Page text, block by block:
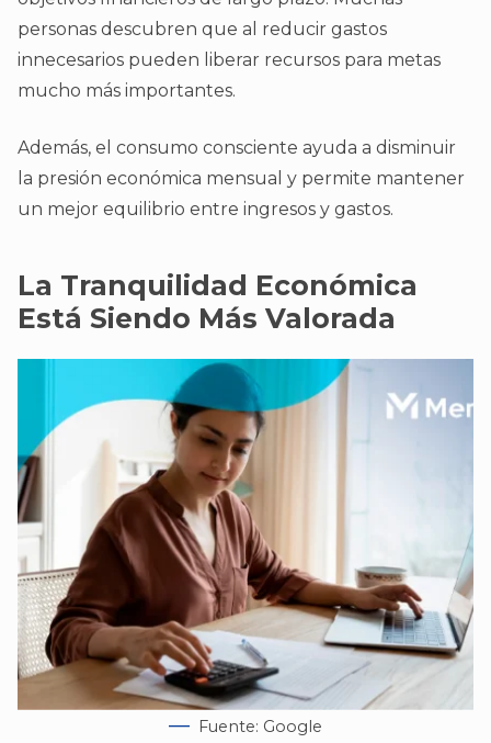
personas descubren que al reducir gastos
innecesarios pueden liberar recursos para metas
mucho más importantes.
Además, el consumo consciente ayuda a disminuir
la presión económica mensual y permite mantener
un mejor equilibrio entre ingresos y gastos.
La Tranquilidad Económica
Está Siendo Más Valorada
Fuente: Google